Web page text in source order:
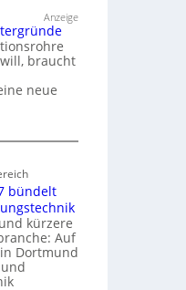
Anzeige
braucht
neue
bündelt
kürzere
Auf
Dortmund